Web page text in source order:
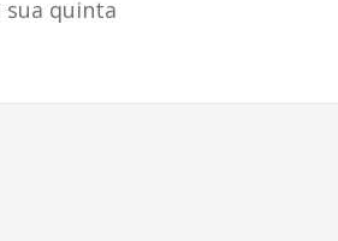
quinta